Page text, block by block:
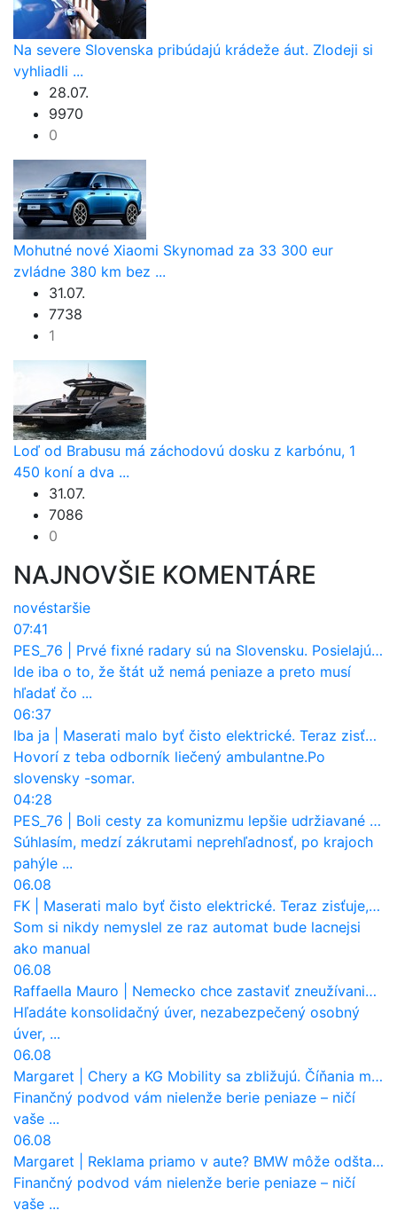
Na severe Slovenska pribúdajú krádeže áut. Zlodeji si
vyhliadli ...
28.07.
9970
0
Mohutné nové Xiaomi Skynomad za 33 300 eur
zvládne 380 km bez ...
31.07.
7738
1
Loď od Brabusu má záchodovú dosku z karbónu, 1
450 koní a dva ...
31.07.
7086
0
NAJNOVŠIE KOMENTÁRE
novéstaršie
07:41
PES_76
Prvé fixné radary sú na Slovensku. Posielajú už pokuty? Ukáže ich Waze?
Ide iba o to, že štát už nemá peniaze a preto musí
hľadať čo ...
06:37
Iba ja
Maserati malo byť čisto elektrické. Teraz zisťuje, že potrebuje nový osemvalcový motor
Hovorí z teba odborník liečený ambulantne.Po
slovensky -somar.
04:28
PES_76
Boli cesty za komunizmu lepšie udržiavané ako dnes?
Súhlasím, medzí zákrutami neprehľadnosť, po krajoch
pahýle ...
06.08
FK
Maserati malo byť čisto elektrické. Teraz zisťuje, že potrebuje nový osemvalcový motor
Som si nikdy nemyslel ze raz automat bude lacnejsi
ako manual
06.08
Raffaella Mauro
Nemecko chce zastaviť zneužívanie dotácií na elektromobily. Pritvrdí pravidlá
Hľadáte konsolidačný úver, nezabezpečený osobný
úver, ...
06.08
Margaret
Chery a KG Mobility sa zbližujú. Číňania môžu získať 10 % bývalého SsangYongu
Finančný podvod vám nielenže berie peniaze – ničí
vaše ...
06.08
Margaret
Reklama priamo v aute? BMW môže odštartovať nový trend
Finančný podvod vám nielenže berie peniaze – ničí
vaše ...